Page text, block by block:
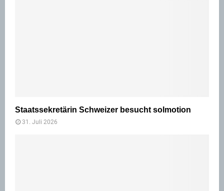
Staatssekretärin Schweizer besucht solmotion
31. Juli 2026